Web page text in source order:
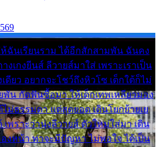
ฉันเรียนราม ได้อีกสักสามพัน ฉันคง
งเกงยีนส์ ลีวายส์มาใส่ เพราะเราเป็น
เดียว อยากจะโชว์ถึงหิวโซ เด็กใต้ก็ไม่
น กัดฟันซื้อมา ให้เด็กเทพเหลียวมอง
ไม่ธรรมดา แต่สุดยอด เดินโยกย้ายเย
พราะว่านุ่งลีวายส์ ตัวใหม่ใส่มา เดิน
งหน้า ท่าจะมีปัญหา ไม่พอใจ ได้เป็น